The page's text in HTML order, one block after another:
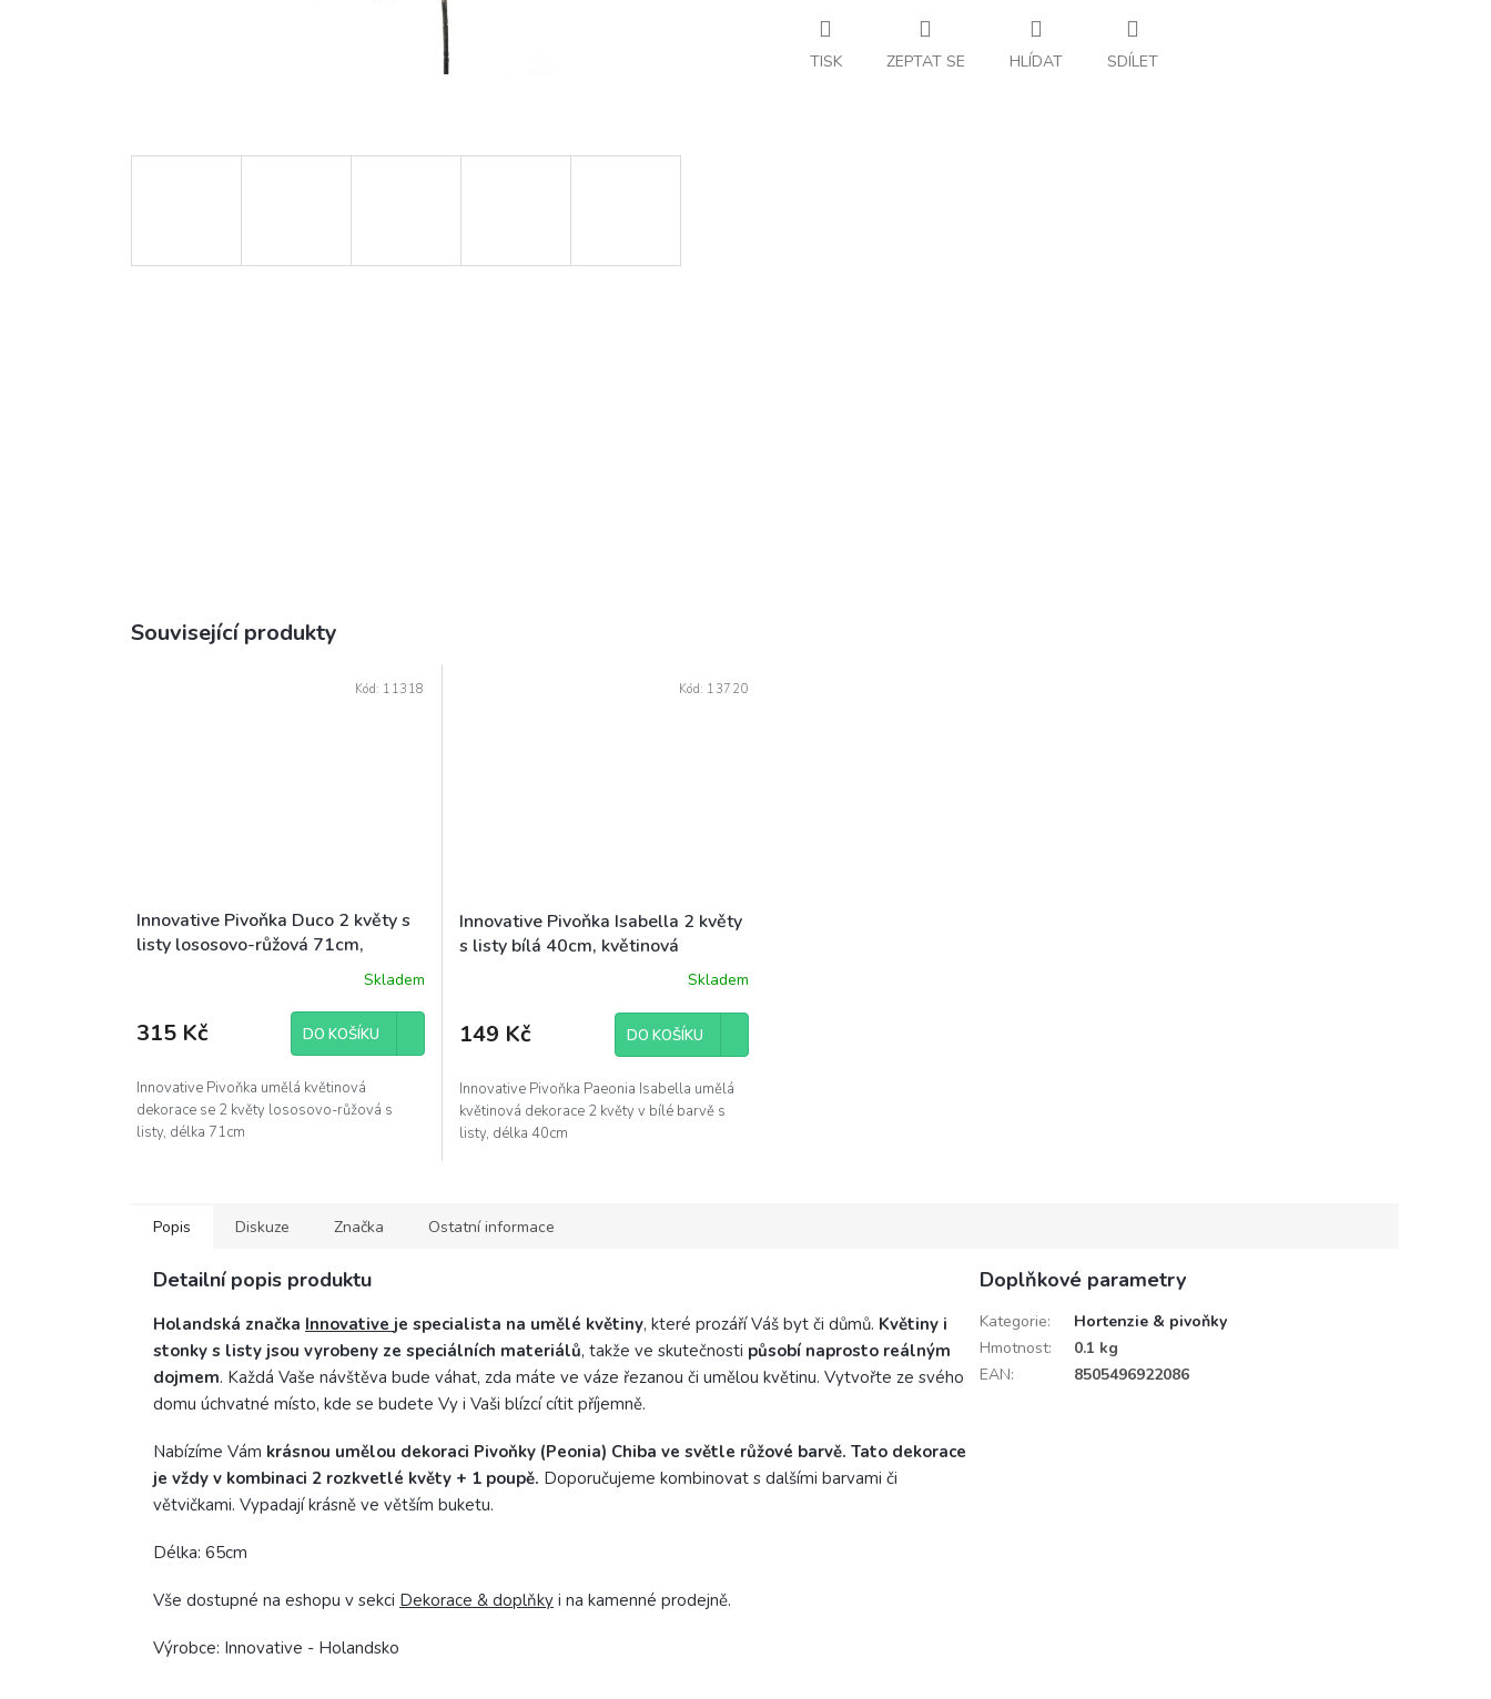
TISK ZEPTAT SE HLÍDAT SDÍLET
Související produkty
Innovative Pivoňka Duco 2 květy s
listy lososovo-růžová 71cm,
Skladem
315 Kč DO KOŠÍKU
Innovative Pivoňka umělá květinová
dekorace se 2 květy lososovo-růžová s
listy, délka 71cm
Kód: 11318
Innovative Pivoňka Isabella 2 květy
s listy bílá 40cm, květinová
Skladem
149 Kč DO KOŠÍKU
Innovative Pivoňka Paeonia Isabella umělá
květinová dekorace 2 květy v bílé barvě s
listy, délka 40cm
Kód: 13720
Popis Diskuze Značka Ostatní informace
Detailní popis produktu
Holandská značka Innovative je specialista na umělé květiny, které prozáří Váš byt či důmů. Květiny i
stonky s listy jsou vyrobeny ze speciálních materiálů, takže ve skutečnosti působí naprosto reálným
dojmem. Každá Vaše návštěva bude váhat, zda máte ve váze řezanou či umělou květinu. Vytvořte ze svého
domu úchvatné místo, kde se budete Vy i Vaši blízcí cítit příjemně.
Nabízíme Vám krásnou umělou dekoraci Pivoňky (Peonia) Chiba ve světle růžové barvě. Tato dekorace
je vždy v kombinaci 2 rozkvetlé květy + 1 poupě. Doporučujeme kombinovat s dalšími barvami či
větvičkami. Vypadají krásně ve větším buketu.
Délka: 65cm
Vše dostupné na eshopu v sekci Dekorace & doplňky i na kamenné prodejně.
Výrobce: Innovative - Holandsko
Doplňkové parametry
Kategorie:
Hortenzie & pivoňky
Hmotnost:
0.1 kg
EAN: 8505496922086